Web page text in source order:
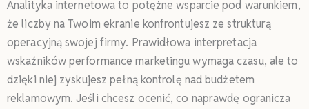
Analityka internetowa to potężne wsparcie pod warunkiem,
że liczby na Twoim ekranie konfrontujesz ze strukturą
operacyjną swojej firmy. Prawidłowa interpretacja
wskaźników performance marketingu wymaga czasu, ale to
dzięki niej zyskujesz pełną kontrolę nad budżetem
reklamowym. Jeśli chcesz ocenić, co naprawdę ogranicza